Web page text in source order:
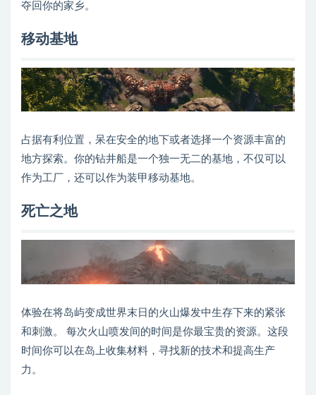
夺回你的家乡。
移动基地
占据有利位置，呆在安全的地下或者选择一个资源丰富的
地方探索。你的钻井船是一个独一无二的基地，不仅可以
作为工厂，还可以作为装甲移动基地。
死亡之地
体验在将岛屿变成世界末日的火山爆发中生存下来的紧张
和刺激。 每次火山喷发间的时间是你最宝贵的资源。这段
时间你可以在岛上收集材料，寻找新的技术和提高生产
力。